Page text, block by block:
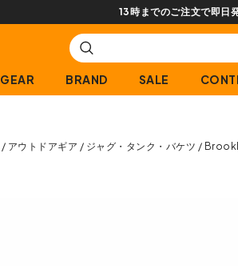
13時までのご注文で即日発送(営業
GEAR BRAND SALE
アウトドアギア ジャグ・タンク・バケツ